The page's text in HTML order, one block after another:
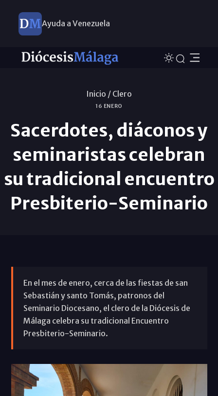
Ayuda a Venezuela
Inicio / Clero
16 ENERO
Sacerdotes, diáconos y
seminaristas celebran
su tradicional encuentro
Presbiterio-Seminario
En el mes de enero, cerca de las fiestas de san
Sebastián y santo Tomás, patronos del
Seminario Diocesano, el clero de la Diócesis de
Málaga celebra su tradicional Encuentro
Presbiterio-Seminario.